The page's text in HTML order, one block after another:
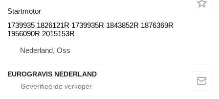
Startmotor
1739935 1826121R 1739935R 1843852R 1876369R
1956090R 2015153R
Nederland, Oss
EUROGRAVIS NEDERLAND